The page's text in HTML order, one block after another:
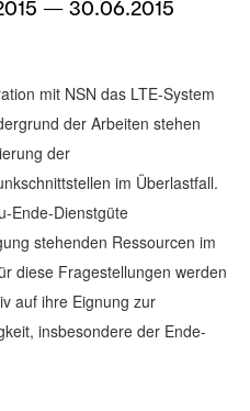
Absolventen
Praxis
in der Bildung
und Technologie
Team
— 30.06.2015
mit NSN das LTE-System
der Arbeiten stehen
der
im Überlastfall.
Ende-Dienstgüte
stehenden Ressourcen im
diese Fragestellungen werden
auf ihre Eignung zur
insbesondere der Ende-